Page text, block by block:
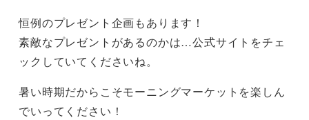
恒例のプレゼント企画もあります！
素敵なプレゼントがあるのかは…公式サイトをチェ
ックしていてくださいね。
暑い時期だからこそモーニングマーケットを楽しん
でいってください！